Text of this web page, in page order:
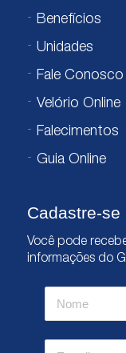
Benefícios
Unidades
Fale Conosco
Velório Online
Falecimentos
Guia Online
Cadastre-se
Você pode
informações do